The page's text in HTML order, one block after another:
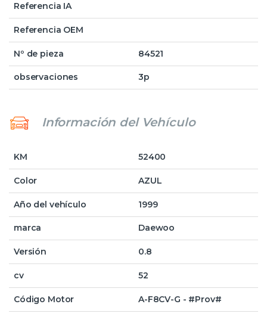
Referencia IA
Referencia OEM
Nº de pieza 84521
observaciones 3p
Información del Vehículo
KM 52400
Color AZUL
Año del vehículo 1999
marca Daewoo
Versión 0.8
cv 52
Código Motor A-F8CV-G - #Prov#